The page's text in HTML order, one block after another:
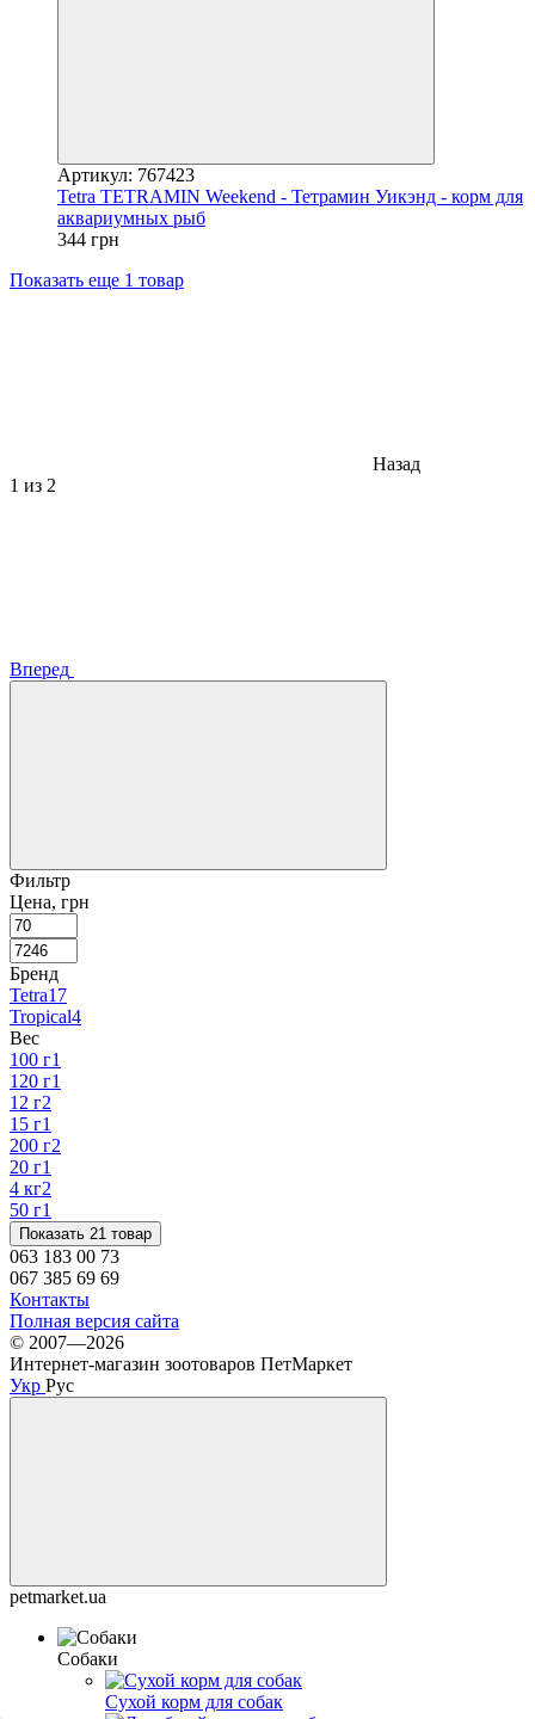
Артикул: 767423
Tetra TETRAMIN Weekend - Тетрамин Уикэнд - корм для
аквариумных рыб
344 грн
Показать еще 1 товар
Назад
1 из 2
Вперед
Фильтр
Цена, грн
Бренд
Tetra17
Tropical4
Вес
100 г1
120 г1
12 г2
15 г1
200 г2
20 г1
4 кг2
50 г1
Показать 21 товар
063 183 00 73
067 385 69 69
Контакты
Полная версия сайта
© 2007—2026
Интернет-магазин зоотоваров ПетМаркет
Укр Рус
petmarket.ua
Собаки
Сухой корм для собак